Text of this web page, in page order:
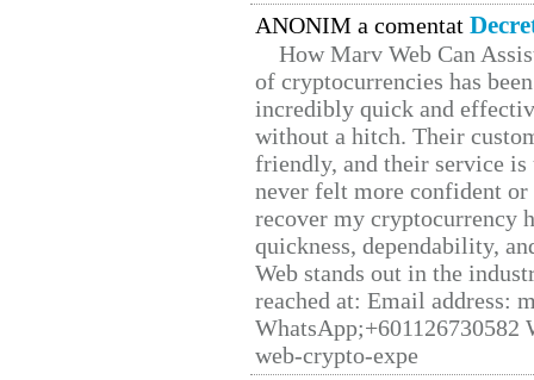
ANONIM a comentat
How Marv Web Can
of cryptocurrencies has
incredibly quick and
without a hitch. Their
friendly, and their service
never felt more confident
recover my cryptocurrency
quickness, dependability,
Web stands out in the
reached at: Email address:
web-crypto-expe